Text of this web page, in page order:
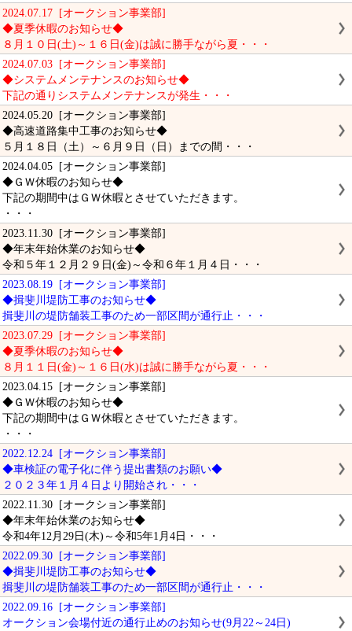
2024.07.17 [オークション事業部]
◆夏季休暇のお知らせ◆
８月１０日(土)～１６日(金)は誠に勝手ながら夏・・・
2024.07.03 [オークション事業部]
◆システムメンテナンスのお知らせ◆
下記の通りシステムメンテナンスが発生・・・
2024.05.20 [オークション事業部]
◆高速道路集中工事のお知らせ◆
５月１８日（土）～６月９日（日）までの間・・・
2024.04.05 [オークション事業部]
◆ＧＷ休暇のお知らせ◆
下記の期間中はＧＷ休暇とさせていただきます。
・・・
2023.11.30 [オークション事業部]
◆年末年始休業のお知らせ◆
令和５年１２月２９日(金)～令和６年１月４日・・・
2023.08.19 [オークション事業部]
◆揖斐川堤防工事のお知らせ◆
揖斐川の堤防舗装工事のため一部区間が通行止・・・
2023.07.29 [オークション事業部]
◆夏季休暇のお知らせ◆
８月１１日(金)～１６日(水)は誠に勝手ながら夏・・・
2023.04.15 [オークション事業部]
◆ＧＷ休暇のお知らせ◆
下記の期間中はＧＷ休暇とさせていただきます。
・・・
2022.12.24 [オークション事業部]
◆車検証の電子化に伴う提出書類のお願い◆
２０２３年１月４日より開始され・・・
2022.11.30 [オークション事業部]
◆年末年始休業のお知らせ◆
令和4年12月29日(木)～令和5年1月4日・・・
2022.09.30 [オークション事業部]
◆揖斐川堤防工事のお知らせ◆
揖斐川の堤防舗装工事のため一部区間が通行止・・・
2022.09.16 [オークション事業部]
オークション会場付近の通行止めのお知らせ(9月22～24日)